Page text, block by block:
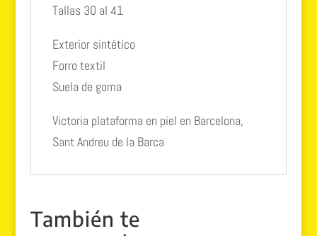
Tallas 30 al 41
Exterior sintético
Forro textil
Suela de goma
Victoria plataforma en piel en Barcelona,
Sant Andreu de la Barca
También te